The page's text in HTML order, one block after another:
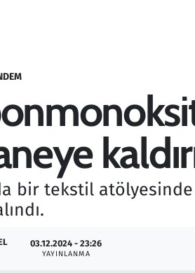
bir tekstil
03.12.2024 - 23:26
YAYINLANMA